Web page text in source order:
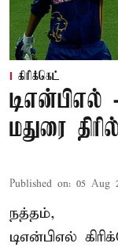
கிரிக்கெட்
டிஎன்பிஎல்
மதுரை
Published on: 05 Aug
நத்தம்,
டிஎன்பிஎல்